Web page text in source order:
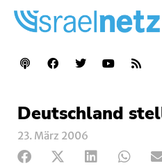
Deutschland
23. März 2006